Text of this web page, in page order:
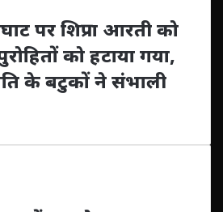
पर शिप्रा आरती को
को हटाया गया,
के बटुकों ने संभाली